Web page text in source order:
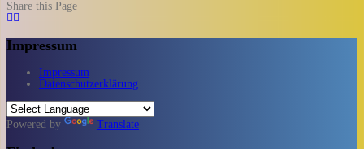
Share this Page
Impressum
Impressum
Datenschutzerklärung
Powered by Translate